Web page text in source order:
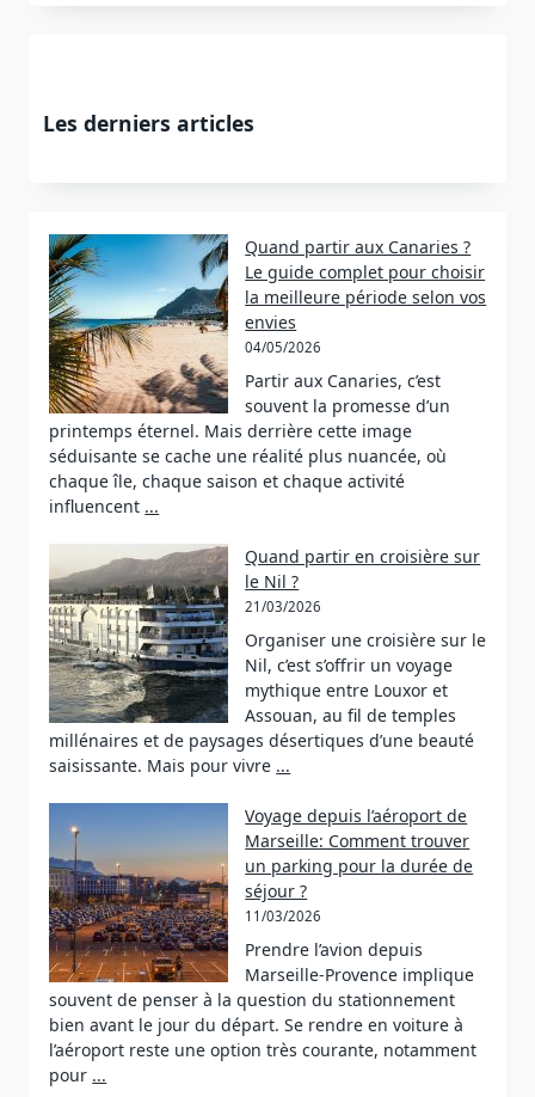
Les derniers articles
Quand partir aux Canaries ?
Le guide complet pour choisir
la meilleure période selon vos
envies
04/05/2026
Partir aux Canaries, c’est
souvent la promesse d’un
printemps éternel. Mais derrière cette image
séduisante se cache une réalité plus nuancée, où
chaque île, chaque saison et chaque activité
influencent ...
Quand partir en croisière sur
le Nil ?
21/03/2026
Organiser une croisière sur le
Nil, c’est s’offrir un voyage
mythique entre Louxor et
Assouan, au fil de temples
millénaires et de paysages désertiques d’une beauté
saisissante. Mais pour vivre ...
Voyage depuis l’aéroport de
Marseille: Comment trouver
un parking pour la durée de
séjour ?
11/03/2026
Prendre l’avion depuis
Marseille-Provence implique
souvent de penser à la question du stationnement
bien avant le jour du départ. Se rendre en voiture à
l’aéroport reste une option très courante, notamment
pour ...